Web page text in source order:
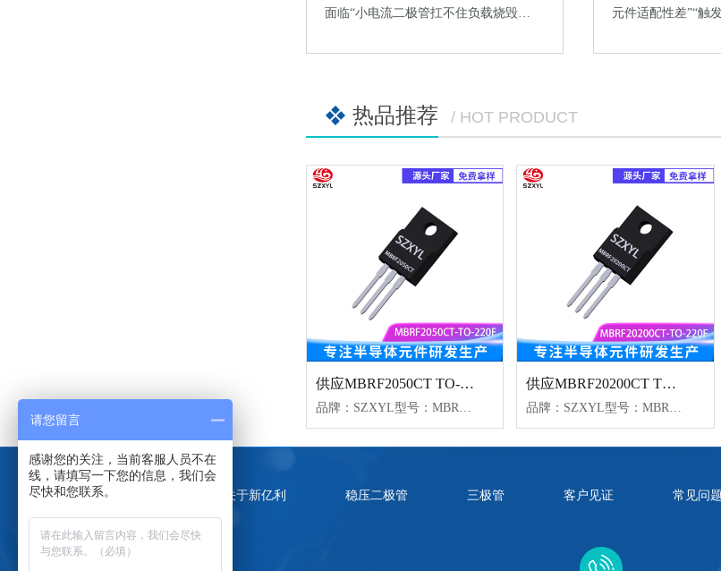
面临“小电流二极管扛不住负载烧毁…
元件适配性差”“触
热品推荐 / HOT PRODUCT
供应MBRF2050CT TO-220F 高频开关
品牌：SZXYL型号：MBRF2050CT封装：TO-220F电流：20A电压：50V
供应MBRF20200CT TO-220F 双肖特基二极管
品牌：SZXYL型号：MBRF20200CT封装：TO-220F电流：20A电压：200V
关于新亿利 稳压二极管 三极管 客户见证 常见问
请您留言
感谢您的关注，当前客服人员不在
线，请填写一下您的信息，我们会
尽快和您联系。